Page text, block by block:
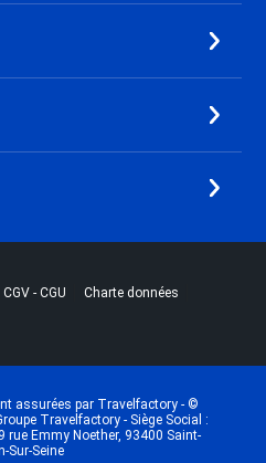
|CGV - CGU |Charte données
assurées par Travelfactory - ©
Travelfactory - Siège Social :
rue Emmy Noether, 93400 Saint-
Sur-Seine